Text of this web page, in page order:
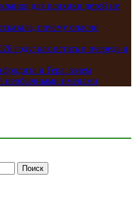
для психики детей не
почему опасно
году: как встать в очередь и
и Гера: зачем
необычными именами